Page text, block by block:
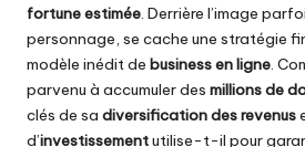
fortune estimée. Derrière l’image
personnage, se cache une stratégie
modèle inédit de business en ligne.
parvenu à accumuler des millions de
clés de sa diversification des revenus
d’investissementutilise-t-il pour